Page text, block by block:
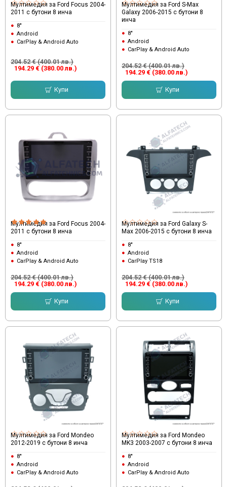
Мултимедия за Ford Focus 2004-
2011 с бутони 8 инча
8"
Android
CarPlay & Android Auto
194.29 € (380.00 лв.)
204.52 € (400.01 лв.)
Купи
Мултимедия за Ford S-Max
Galaxy 2006-2015 с бутони 8
инча
8"
Android
CarPlay & Android Auto
194.29 € (380.00 лв.)
204.52 € (400.01 лв.)
Купи
Мултимедия за Ford Focus 2004-
2011 с бутони 8 инча
8"
Android
CarPlay & Android Auto
194.29 € (380.00 лв.)
204.52 € (400.01 лв.)
Купи
Мултимедия за Ford Galaxy S-
Max 2006-2015 с бутони 8 инча
8"
Android
CarPlay TS18
194.29 € (380.00 лв.)
204.52 € (400.01 лв.)
Купи
Мултимедия за Ford Mondeo
2012-2019 с бутони 8 инча
8"
Android
CarPlay & Android Auto
Мултимедия за Ford Mondeo
MK3 2003-2007 с бутони 8 инча
8"
Android
CarPlay & Android Auto